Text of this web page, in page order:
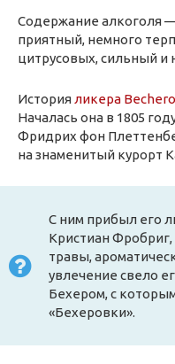
Содержание алкоголя
приятный, немного
цитрусовых, сильный
История ликера
Началась она в 1805
Фридрих фон
на знаменитый курорт
С ним прибыл его
Кристиан
травы,
увлечение свело
Бехером, с
«Бехеровки».